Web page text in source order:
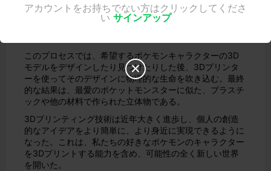
SF映画から飛び出してきたような話かもしれないが、答え
は「イエス」だ。実際、さまざまなポケモンのキャラクタ
このプロセスでは、希望するポケモンキャラクターの3D
モデルをデザインしたり見つけたりした後、3Dプリンタ
ーを使ってそのデザインに物理的な生命を吹き込む。最終
的な結果は、最愛のポケットモンスターに似た、プラスチ
ックや他の材料で作られた立体物である。
3Dプリンティング技術は近年大きく進歩し、個人の創造
的なアイデアをより簡単に、より身近に実現できるように
なった。これは、私たちの好きなポケモンのキャラクター
を3Dプリントする能力を含め、可能性の全く新しい世界
を開いた。

アカウントをお持ちでない方はクリックしてくださ
い サインアップ